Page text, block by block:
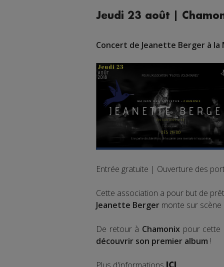
Jeudi 23 août |
Concert de Jeanette Berger à
Entrée gratuite | Ouverture des
Cette association a pour but de
Jeanette Berger monte sur
De retour à Chamonixpour cette
découvrir son premier album !